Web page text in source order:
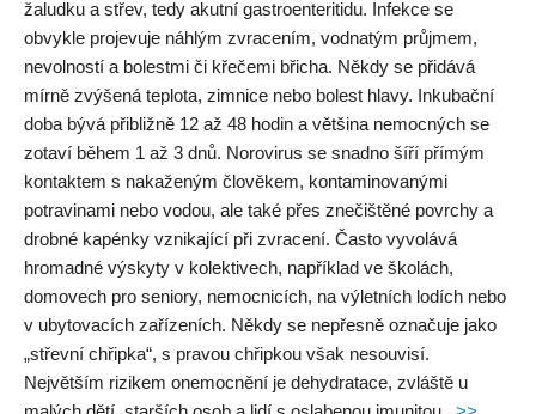
žaludku a střev, tedy akutní gastroenteritidu. Infekce se
obvykle projevuje náhlým zvracením, vodnatým průjmem,
nevolností a bolestmi či křečemi břicha. Někdy se přidává
mírně zvýšená teplota, zimnice nebo bolest hlavy. Inkubační
doba bývá přibližně 12 až 48 hodin a většina nemocných se
zotaví během 1 až 3 dnů. Norovirus se snadno šíří přímým
kontaktem s nakaženým člověkem, kontaminovanými
potravinami nebo vodou, ale také přes znečištěné povrchy a
drobné kapénky vznikající při zvracení. Často vyvolává
hromadné výskyty v kolektivech, například ve školách,
domovech pro seniory, nemocnicích, na výletních lodích nebo
v ubytovacích zařízeních. Někdy se nepřesně označuje jako
„střevní chřipka“, s pravou chřipkou však nesouvisí.
Největším rizikem onemocnění je dehydratace, zvláště u